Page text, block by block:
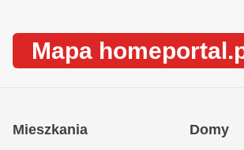
Mapa
Mieszkania Domy